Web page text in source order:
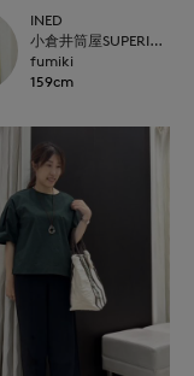
INED
小倉井筒屋SUPERIOR CLOSET
fumiki
159cm